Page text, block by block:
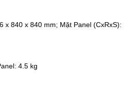
x 840 x 840 mm; Mặt Panel (CxRxS):
4.5 kg